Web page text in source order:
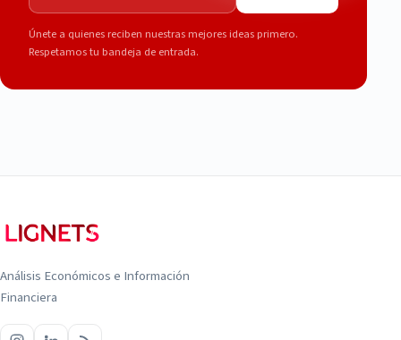
Únete a quienes reciben nuestras mejores ideas primero.
Respetamos tu bandeja de entrada.
Análisis Económicos e Información
Financiera